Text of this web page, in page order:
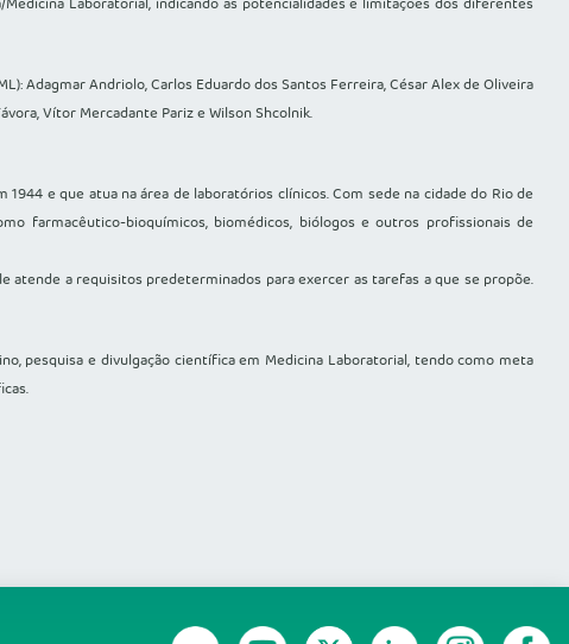
Adagmar Andriolo, Carlos Eduardo dos Santos Ferreira, César Alex de Oliveira
Vítor Mercadante Pariz e Wilson Shcolnik.
e que atua na área de laboratórios clínicos. Com sede na cidade do Rio de
farmacêutico-bioquímicos, biomédicos, biólogos e outros profissionais de
atende a requisitos predeterminados para exercer as tarefas a que se propõe.
pesquisa e divulgação científica em Medicina Laboratorial, tendo como meta